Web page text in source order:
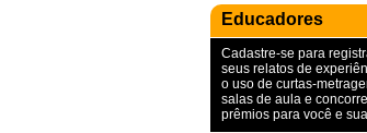
Educadores
Cadastre-se para
seus relatos de
o uso de curtas-
salas de aula e
prêmios para você e